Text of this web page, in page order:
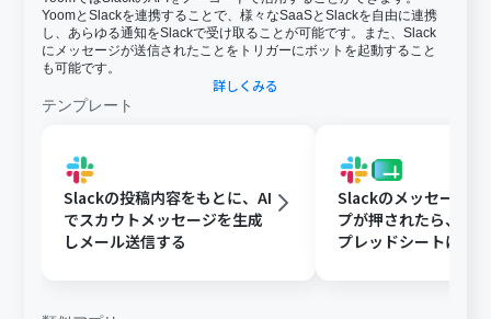
YoomとSlackを連携することで、様々なSaaSとSlackを自由に連携
し、あらゆる通知をSlackで受け取ることが可能です。また、Slack
にメッセージが送信されたことをトリガーにボットを起動すること
も可能です。
詳しくみる
テンプレート
Slackの投稿内容をもとに、AI
でスカウトメッセージを生成
しメール送信する
Slackのメッセージに
プが押されたら、
プレッドシートにメ